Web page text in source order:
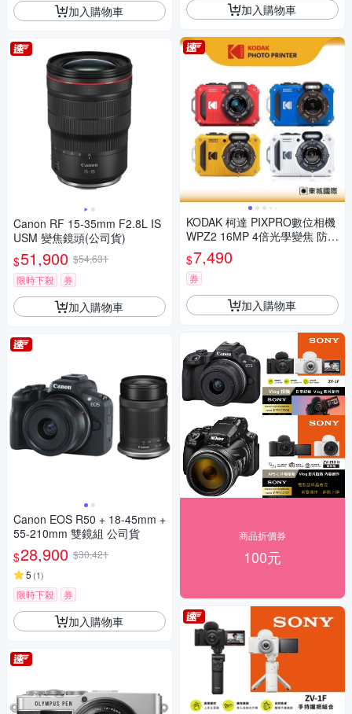
加入購物車
Canon RF 15-35mm F2.8L IS
USM 變焦鏡頭(公司貨)
$51,900 $54,631
限時下殺
券
加入購物車
Canon EOS R50 + 18-45mm +
55-210mm 雙鏡組 公司貨
$28,900 $30,421
5 (1)
限時下殺 券
加入購物車
加入購物車
KODAK 柯達 PIXPRO數位相機
WPZ2 16MP 4倍光學變焦 防水
數位相機 公司貨
$7,490
券
加入購物車
商品折價券
100元